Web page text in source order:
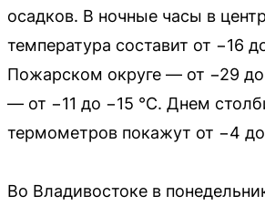
осадков. В ночные часы в
температура составит от −16
Пожарском округе — от −29 до
— от −11 до −15 °C. Днем
термометров покажут от −4 до
Во Владивостоке в